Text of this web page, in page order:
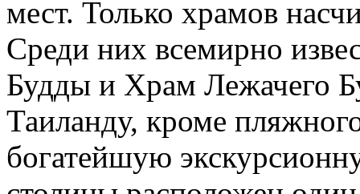
мест. Только храмов
Среди них всемирно
Будды и Храм Лежачего
Таиланду, кроме
богатейшую